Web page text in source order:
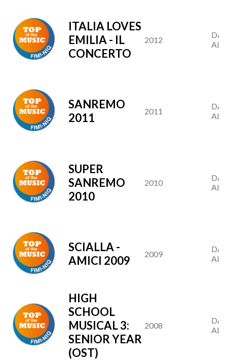
ITALIA LOVES
EMILIA - IL
CONCERTO
2012
AL
SANREMO
2011
2011
AL
SUPER
SANREMO
2010
2010
AL
SCIALLA -
AMICI 2009
2009
AL
HIGH
SCHOOL
MUSICAL 3:
SENIOR YEAR
(OST)
2008
AL